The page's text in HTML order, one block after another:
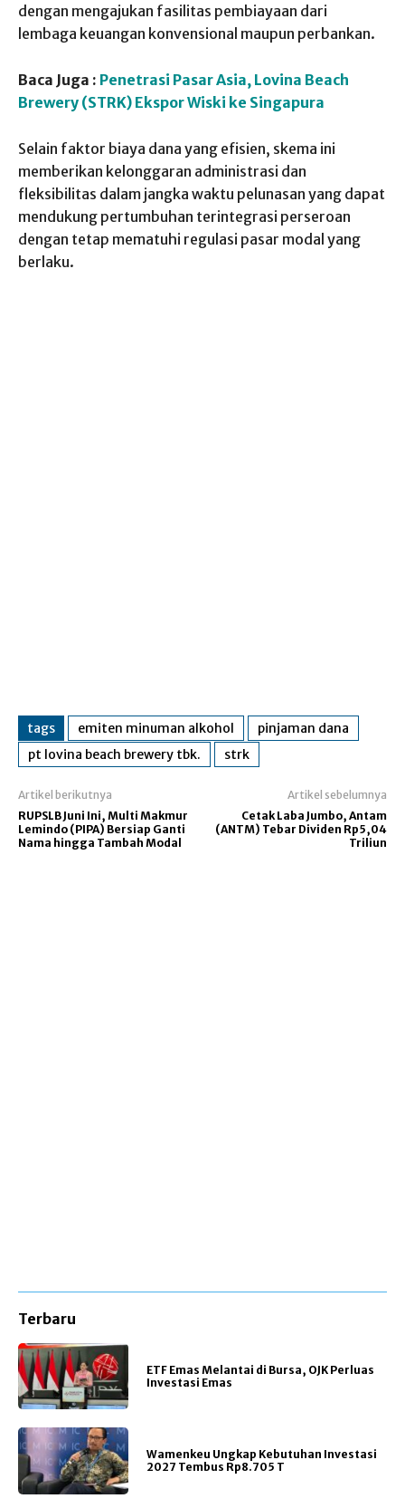
dengan mengajukan fasilitas pembiayaan dari
lembaga keuangan konvensional maupun perbankan.
Baca Juga : Penetrasi Pasar Asia, Lovina Beach
Brewery (STRK) Ekspor Wiski ke Singapura
Selain faktor biaya dana yang efisien, skema ini
memberikan kelonggaran administrasi dan
fleksibilitas dalam jangka waktu pelunasan yang dapat
mendukung pertumbuhan terintegrasi perseroan
dengan tetap mematuhi regulasi pasar modal yang
berlaku.
tags emiten minuman alkohol
pinjaman dana
pt lovina beach brewery tbk.
strk
Artikel berikutnya
RUPSLB Juni Ini, Multi Makmur
Lemindo (PIPA) Bersiap Ganti
Nama hingga Tambah Modal
Artikel sebelumnya
Cetak Laba Jumbo, Antam
(ANTM) Tebar Dividen Rp5,04
Triliun
Terbaru
ETF Emas Melantai di Bursa, OJK Perluas
Investasi Emas
Wamenkeu Ungkap Kebutuhan Investasi
2027 Tembus Rp8.705 T